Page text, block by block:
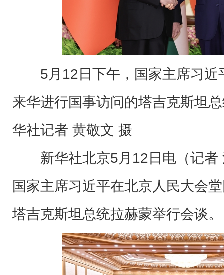
5月12日下午，国家主席习
来华进行国事访问的塔吉克斯坦
华社记者 黄敬文 摄
新华社北京5月12日电（记
国家主席习近平在北京人民大会
塔吉克斯坦总统拉赫蒙举行会谈。